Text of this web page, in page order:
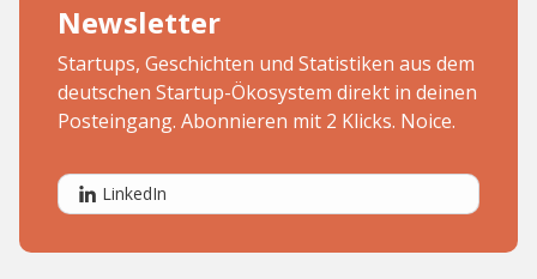
Newsletter
Startups, Geschichten und Statistiken aus dem
deutschen Startup-Ökosystem direkt in deinen
Posteingang. Abonnieren mit 2 Klicks. Noice.
LinkedIn